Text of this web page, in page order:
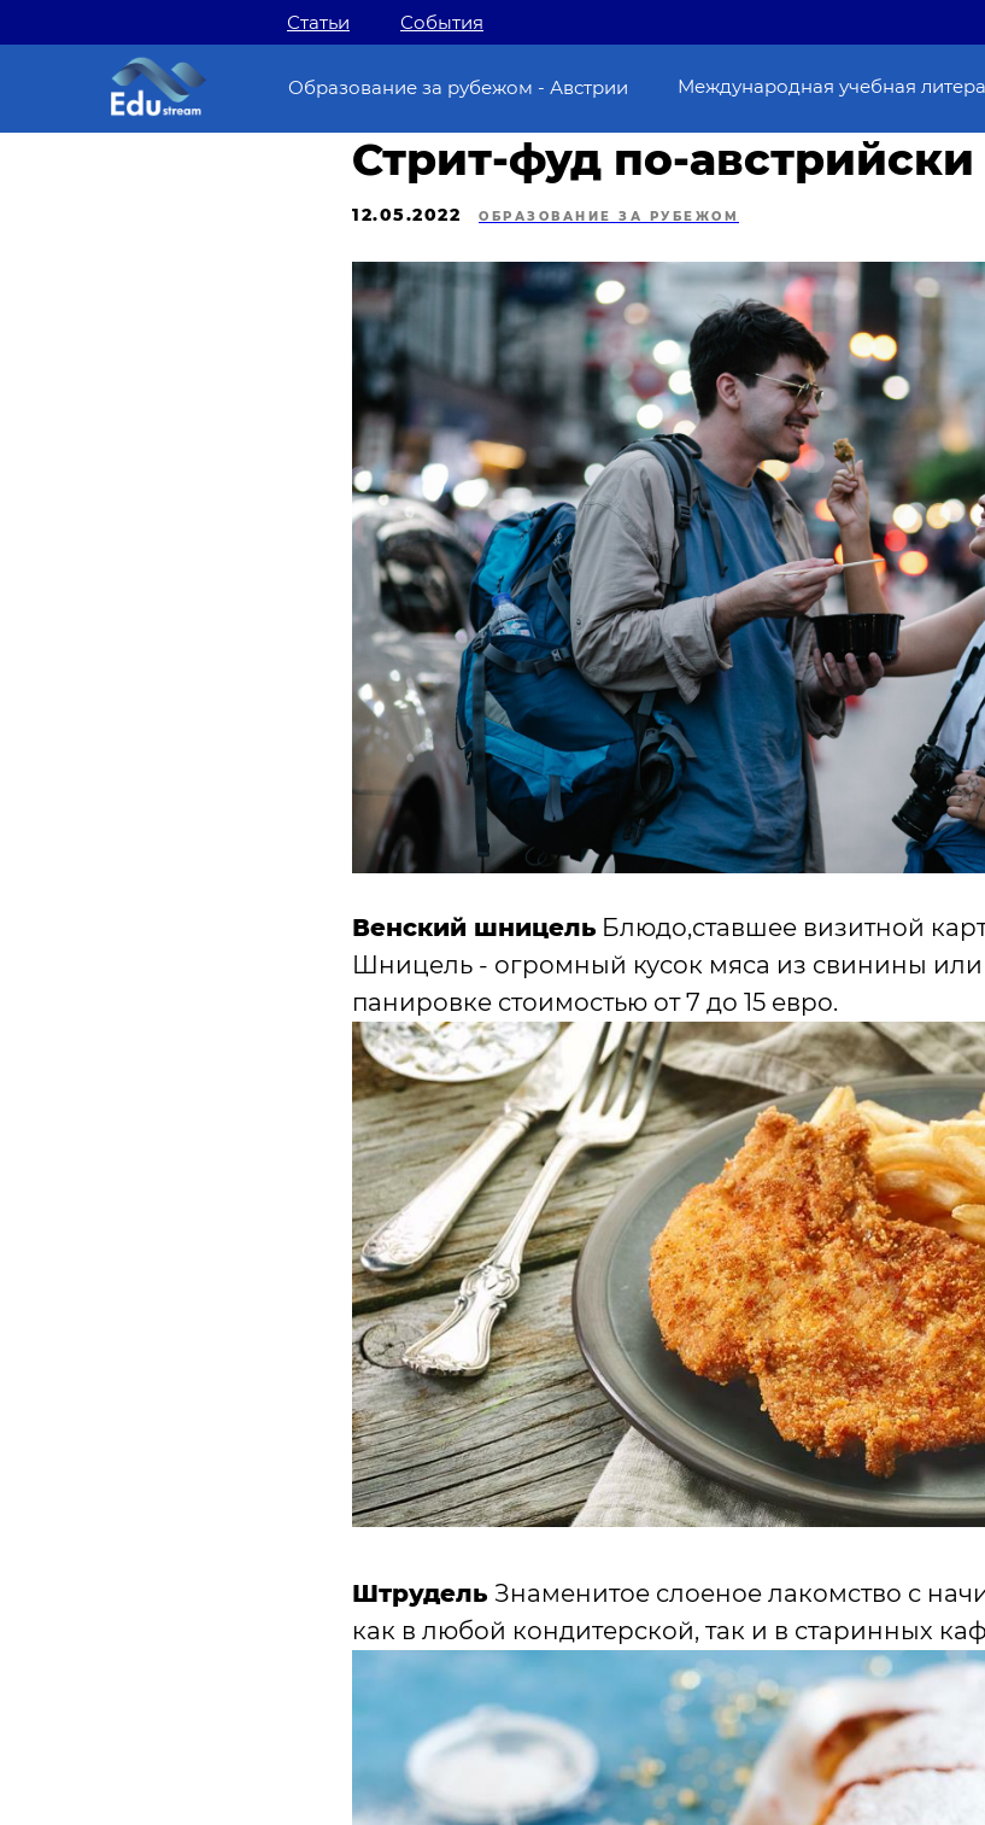
Образование за рубежом - Австрии Международная учебная
Статьи События
Стрит-фуд по-австрийски
12.05.2022 ОБРАЗОВАНИЕ ЗА РУБЕЖОМ
Венский шницель Блюдо,ставшее визитной
Шницель - огромный кусок мяса из свинины или
панировке стоимостью от 7 до 15 евро.
Штрудель Знаменитое слоеное лакомство с
как в любой кондитерской, так и в старинных